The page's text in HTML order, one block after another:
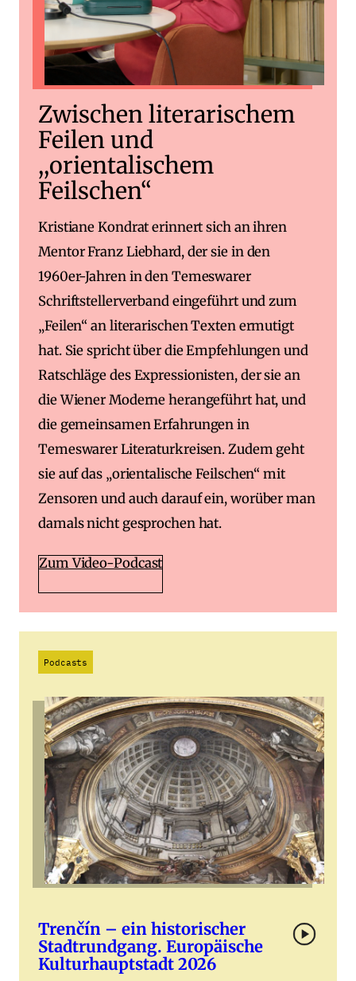
Zwischen literarischem
Feilen und
,,orientalischem
Feilschen“
Kristiane Kondrat erinnert sich an ihren
Mentor Franz Liebhard, der sie in den
1960er-Jahren in den Temeswarer
Schriftstellerverband eingeführt und zum
„Feilen“ an literarischen Texten ermutigt
hat. Sie spricht über die Empfehlungen und
Ratschläge des Expressionisten, der sie an
die Wiener Moderne herangeführt hat, und
die gemeinsamen Erfahrungen in
Temeswarer Literaturkreisen. Zudem geht
sie auf das „orientalische Feilschen“ mit
Zensoren und auch darauf ein, worüber man
damals nicht gesprochen hat.
Zum Video-Podcast
Podcasts
Trenčín – ein historischer
Stadtrundgang. Europäische
Kulturhauptstadt 2026